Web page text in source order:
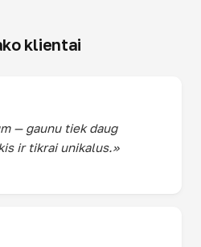
klientai
— gaunu tiek daug
ir tikrai unikalus.»